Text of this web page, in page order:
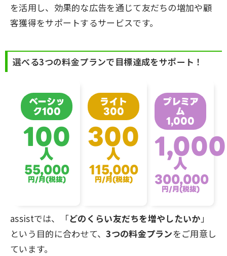
を活用し、効果的な広告を通じて友だちの増加や顧
客獲得をサポートするサービスです。
選べる3つの料金プランで目標達成をサポート！
ベーシッ
ク100
100
人
55,000
円/月(税抜)
ライト
300
300
人
115,000
円/月(税抜)
プレミア
ム
1,000
1,000
人
300,000
円/月(税抜)
assistでは、「どのくらい友だちを増やしたいか」
という目的に合わせて、3つの料金プランをご用意し
ています。